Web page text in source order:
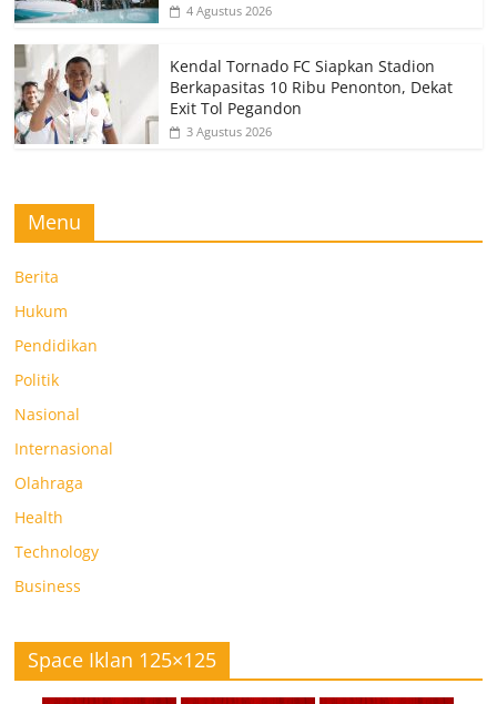
4 Agustus 2026
Kendal Tornado FC Siapkan Stadion
Berkapasitas 10 Ribu Penonton, Dekat
Exit Tol Pegandon
3 Agustus 2026
Menu
Berita
Hukum
Pendidikan
Politik
Nasional
Internasional
Olahraga
Health
Technology
Business
Space Iklan 125×125